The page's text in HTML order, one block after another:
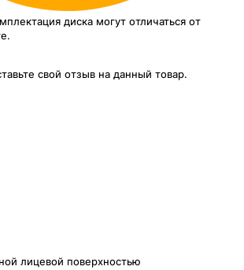
диска могут отличаться от
свой отзыв на данный товар.
лицевой поверхностью